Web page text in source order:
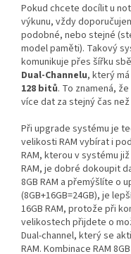
Pokud chcete docílit u
výkunu, vždy
podobné, nebo stejné
model paměti). Takový
komunikuje přes šířku
Dual-Channelu, který
128 bitů. To znamená,
více dat za stejný čas
Při upgrade systému je
velikosti RAM vybírat i
RAM, kterou v systému
RAM, je dobré dokoupit
8GB RAM a přemýšlíte o
(8GB+16GB=24GB), je
16GB RAM, protože při
velikostech přijdete o
Dual-channel, který se
RAM. Kombinace RAM